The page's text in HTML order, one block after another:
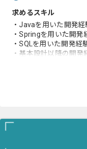
求めるスキル
・Javaを用いた開発経
・Springを用いた開発
・SQLを用いた開発経
・基本設計以降の開発